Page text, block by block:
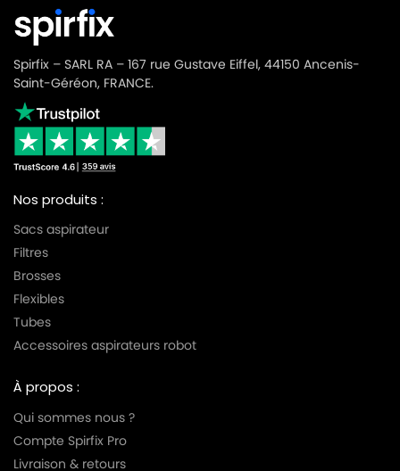
Spirfix – SARL RA – 167 rue Gustave Eiffel, 44150 Ancenis-
Saint-Géréon, FRANCE.
Nos produits :
Sacs aspirateur
Filtres
Brosses
Flexibles
Tubes
Accessoires aspirateurs robot
À propos :
Qui sommes nous ?
Compte Spirfix Pro
Livraison & retours